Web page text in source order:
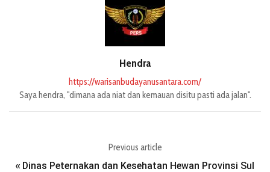
Hendra
https://warisanbudayanusantara.com/
Saya hendra, "dimana ada niat dan kemauan disitu pasti ada jalan".
Previous article
« Dinas Peternakan dan Kesehatan Hewan Provinsi Sul